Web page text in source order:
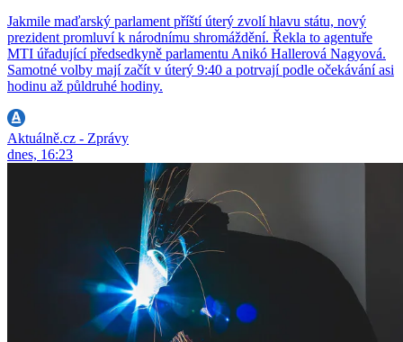
Jakmile maďarský parlament příští úterý zvolí hlavu státu, nový
prezident promluví k národnímu shromáždění. Řekla to agentuře
MTI úřadující předsedkyně parlamentu Anikó Hallerová Nagyová.
Samotné volby mají začít v úterý 9:40 a potrvají podle očekávání asi
hodinu až půldruhé hodiny.
Aktuálně.cz - Zprávy
dnes, 16:23